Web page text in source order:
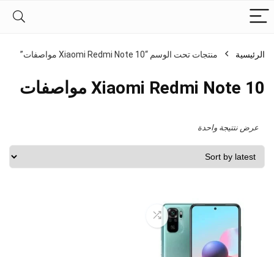
الرئيسية منتجات تحت الوسم “Xiaomi Redmi Note 10 مواصفات”
Xiaomi Redmi Note 10 مواصفات
عرض نتتيجة واحدة